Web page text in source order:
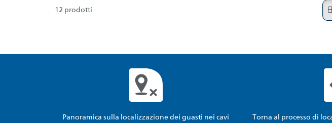
12 prodotti
Panoramica sulla localizzazione dei guasti nei cavi Torna al processo di